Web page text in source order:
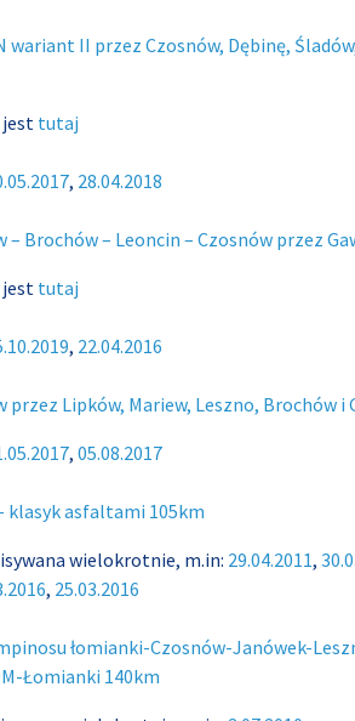
wariant II przez Czosnów, Dębinę,
jest tutaj
, 28.04.2018
– Brochów – Leoncin – Czosnów przez
jest tutaj
, 22.04.2016
przez Lipków, Mariew, Leszno, Brochów i
, 05.08.2017
klasyk asfaltami 105km
wielokrotnie, m.in: 29.04.2011,
, 25.03.2016
łomianki-Czosnów-Janówek-
Łomianki 140km